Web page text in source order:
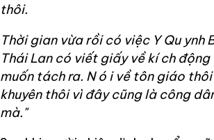
thôi.
Thời gian vừa rồi có việc Y Qu ynh
Thái Lan có viết giấy về kí ch động
muốn tách ra. N ó i về tôn giáo thôi
khuyên thôi vì đây cũng là công
mà."